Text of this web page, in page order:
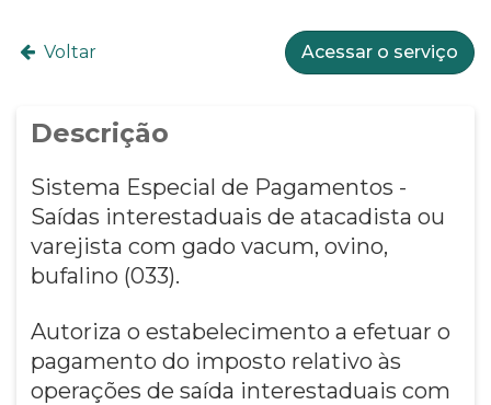
Voltar Acessar o serviço
Descrição
Sistema Especial de Pagamentos -
Saídas interestaduais de atacadista ou
varejista com gado vacum, ovino,
bufalino (033).
Autoriza o estabelecimento a efetuar o
pagamento do imposto relativo às
operações de saída interestaduais com